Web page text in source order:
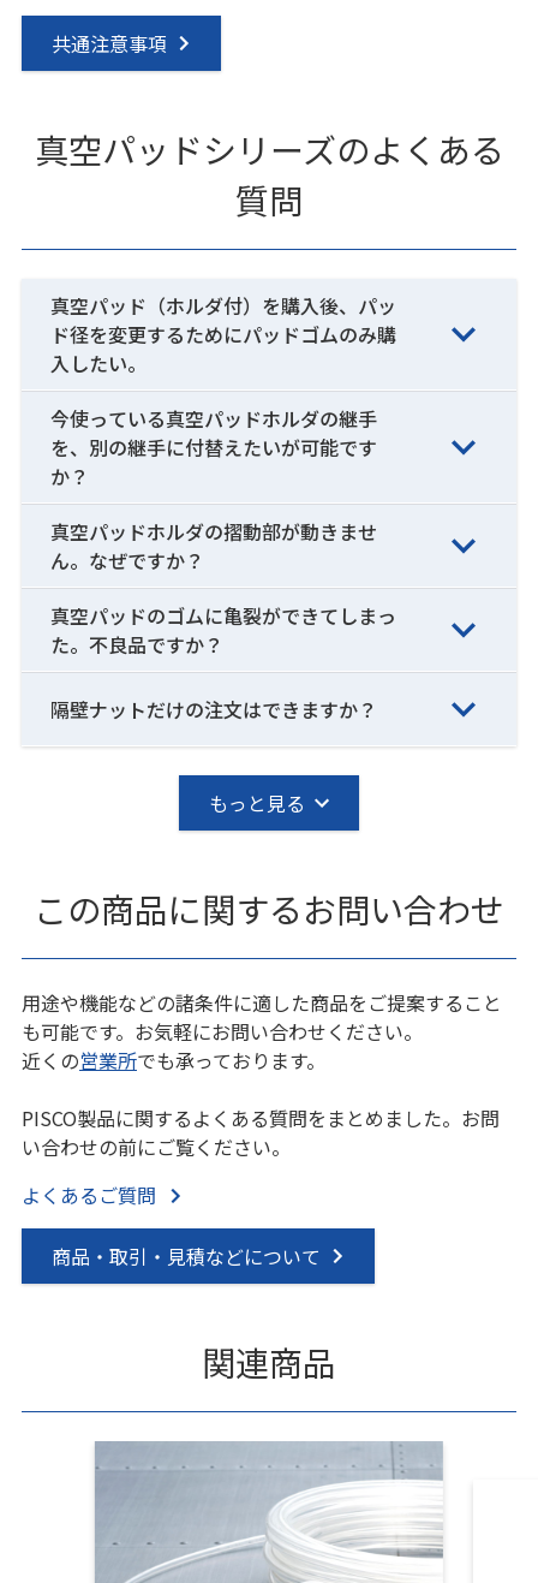
共通注意事項
真空パッドシリーズのよくある
質問
真空パッド（ホルダ付）を購入後、パッ
ド径を変更するためにパッドゴムのみ購
入したい。
今使っている真空パッドホルダの継手
を、別の継手に付替えたいが可能です
か？
真空パッドホルダの摺動部が動きませ
ん。なぜですか？
真空パッドのゴムに亀裂ができてしまっ
た。不良品ですか？
隔壁ナットだけの注文はできますか？
もっと見る
この商品に関するお問い合わせ
用途や機能などの諸条件に適した商品をご提案すること
も可能です。お気軽にお問い合わせください。
近くの営業所でも承っております。
PISCO製品に関するよくある質問をまとめました。お問
い合わせの前にご覧ください。
よくあるご質問
商品・取引・見積などについて
関連商品